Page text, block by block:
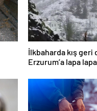
İlkbaharda kış geri
Erzurum’a lapa